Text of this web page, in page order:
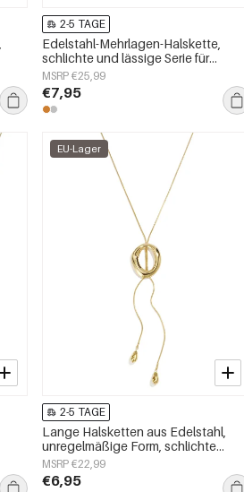
2-5 TAGE
Edelstahl-Mehrlagen-Halskette,
schlichte und lässige Serie für
Damen
MSRP €25,99
€7,95
EU-Lager
2-5 TAGE
Lange Halsketten aus Edelstahl,
unregelmäßige Form, schlichte
Alltags-Serie, Damenschmuck
MSRP €22,99
€6,95